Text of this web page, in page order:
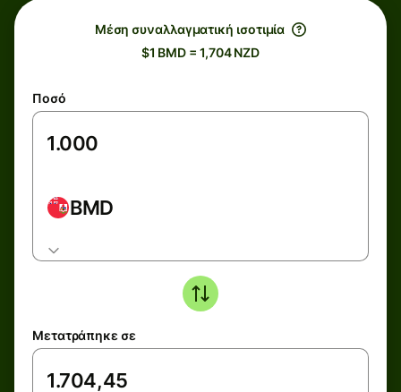
Μέση συναλλαγματική ισοτιμία
$1 BMD = 1,704 NZD
Ποσό
BMD
Μετατράπηκε σε